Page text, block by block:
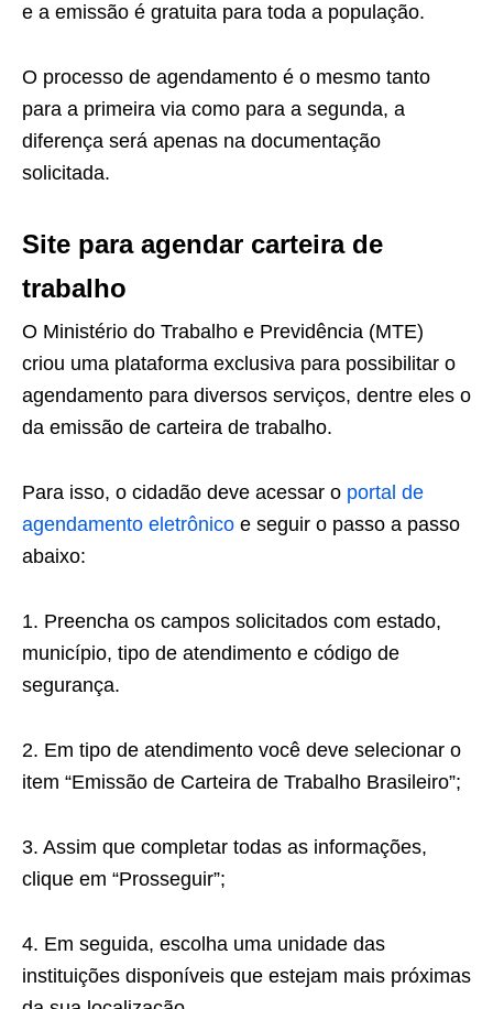
e a emissão é gratuita para toda a população.
O processo de agendamento é o mesmo tanto
para a primeira via como para a segunda, a
diferença será apenas na documentação
solicitada.
Site para agendar carteira de
trabalho
O Ministério do Trabalho e Previdência (MTE)
criou uma plataforma exclusiva para possibilitar o
agendamento para diversos serviços, dentre eles o
da emissão de carteira de trabalho.
Para isso, o cidadão deve acessar o portal de
agendamento eletrônico e seguir o passo a passo
abaixo:
1. Preencha os campos solicitados com estado,
município, tipo de atendimento e código de
segurança.
2. Em tipo de atendimento você deve selecionar o
item “Emissão de Carteira de Trabalho Brasileiro”;
3. Assim que completar todas as informações,
clique em “Prosseguir”;
4. Em seguida, escolha uma unidade das
instituições disponíveis que estejam mais próximas